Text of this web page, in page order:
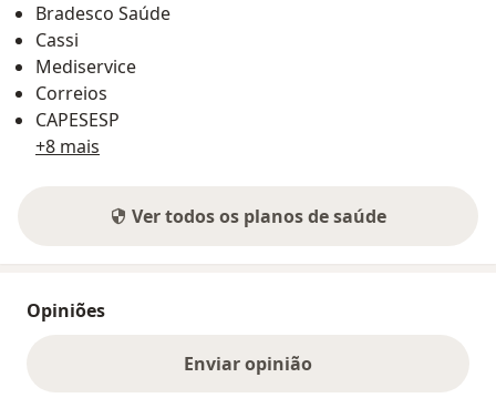
Bradesco Saúde
Cassi
Mediservice
Correios
CAPESESP
+8 mais
Ver todos os planos de saúde
Opiniões
Enviar opinião